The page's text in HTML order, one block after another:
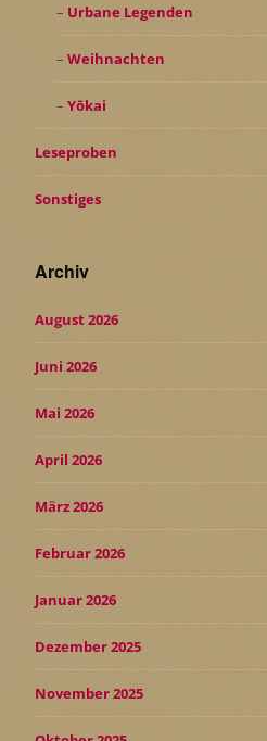
Urbane Legenden
Weihnachten
Yōkai
Leseproben
Sonstiges
Archiv
August 2026
Juni 2026
Mai 2026
April 2026
März 2026
Februar 2026
Januar 2026
Dezember 2025
November 2025